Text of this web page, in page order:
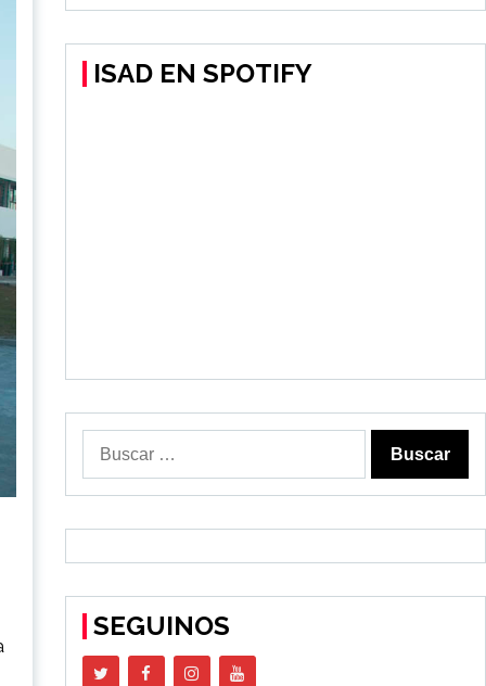
ISAD EN SPOTIFY
SEGUINOS